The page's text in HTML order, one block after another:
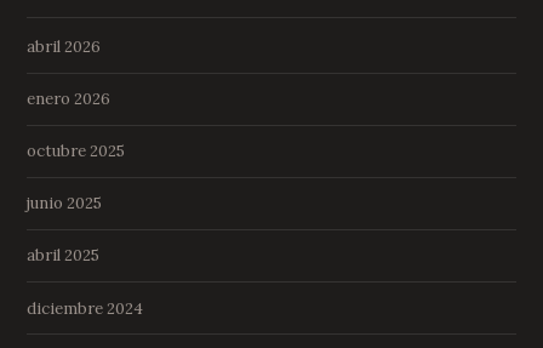
abril 2026
enero 2026
octubre 2025
junio 2025
abril 2025
diciembre 2024